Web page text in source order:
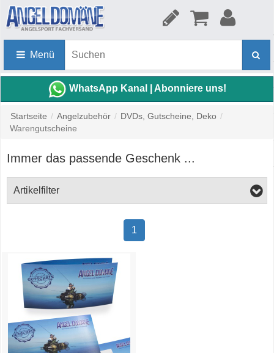
Menü
WhatsApp Kanal | Abonniere uns!
Startseite / Angelzubehör / DVDs, Gutscheine, Deko /
Warengutscheine
Immer das passende Geschenk ...
Artikelfilter
1